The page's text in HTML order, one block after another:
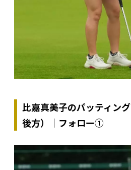
比嘉真美子のパッティン
後方）｜フォロー①